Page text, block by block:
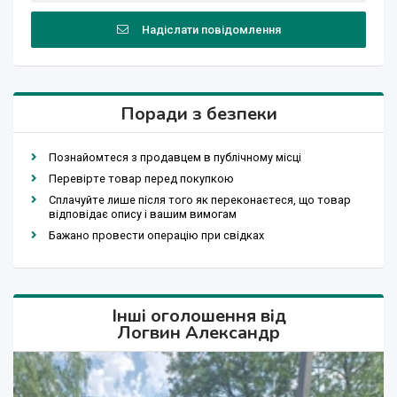
Надіслати повідомлення
Поради з безпеки
Познайомтеся з продавцем в публічному місці
Перевірте товар перед покупкою
Сплачуйте лише після того як переконаєтеся, що товар
відповідає опису і вашим вимогам
Бажано провести операцію при свідках
Інші оголошення від
Логвин Александр